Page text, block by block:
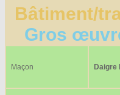
Bâtiment/
Gros
Maçon Daigre